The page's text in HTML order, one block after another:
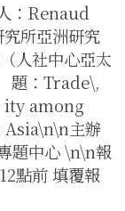
：Renaud
所亞洲研究
人社中心亞太
題：Trade\,
among
主辦
題中心 \n\n報
點前 填覆報